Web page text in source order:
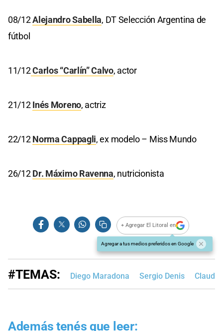
08/12Alejandro Sabella, DT Selección Argentina de
fútbol
11/12Carlos “Carlín” Calvo, actor
21/12Inés Moreno, actriz
22/12Norma Cappagli, ex modelo – Miss Mundo
26/12Dr. Máximo Ravenna, nutricionista
+ Agregar El Litoral en
Agregar a tus medios preferidos en Google
#TEMAS: Diego Maradona Sergio Denis
Además tenés que leer: